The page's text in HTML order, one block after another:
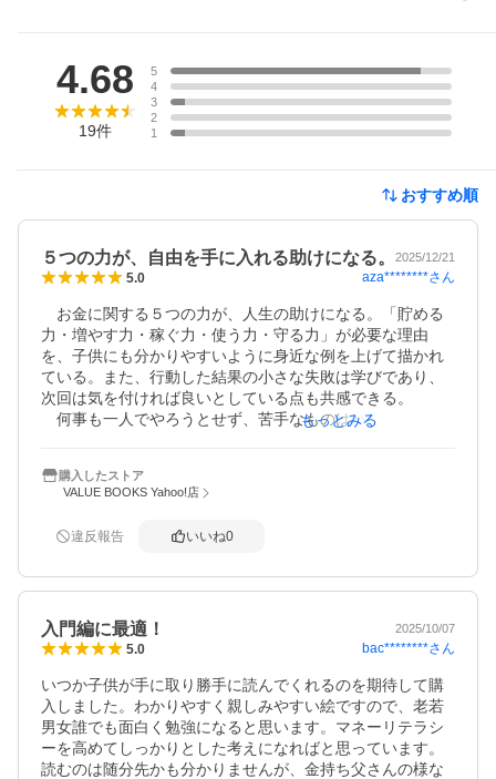
4.68
19件
5
4
3
2
1
おすすめ順
５つの力が、自由を手に入れる助けになる。 2025/12/21
5.0 aza********さん
お金に関する５つの力が、人生の助けになる。「貯める
力・増やす力・稼ぐ力・使う力・守る力」が必要な理由
を、子供にも分かりやすいように身近な例を上げて描かれ
ている。また、行動した結果の小さな失敗は学びであり、
次回は気を付ければ良いとしている点も共感できる。
何事も一人でやろうとせず、苦手なものはパートナーや
もっとみる
購入したストア
VALUE BOOKS Yahoo!店
違反報告 いいね0
入門編に最適！ 2025/10/07
5.0 bac********さん
いつか子供が手に取り勝手に読んでくれるのを期待して購
入しました。わかりやすく親しみやすい絵ですので、老若
男女誰でも面白く勉強になると思います。マネーリテラシ
ーを高めてしっかりとした考えになればと思っています。
読むのは随分先かも分かりませんが、金持ち父さんの様な